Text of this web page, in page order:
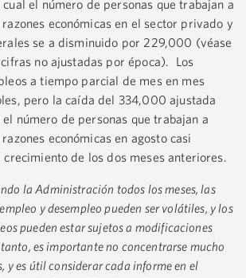
el número de personas que trabajan a
económicas en el sector privado y
se a disminuido por 229,000 (véase
no ajustadas por época). Los
a tiempo parcial de mes en mes
pero la caída del 334,000 ajustada
número de personas que trabajan a
económicas en agosto casi
de los dos meses anteriores.
la Administración todos los meses, las
y desempleo pueden ser volátiles, y los
pueden estar sujetos a modificaciones
es importante no concentrarse mucho
y es útil considerar cada informe en el